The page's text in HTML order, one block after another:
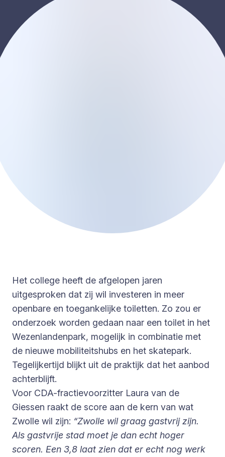
Het college heeft de afgelopen jaren
uitgesproken dat zij wil investeren in meer
openbare en toegankelijke toiletten. Zo zou er
onderzoek worden gedaan naar een toilet in het
Wezenlandenpark, mogelijk in combinatie met
de nieuwe mobiliteitshubs en het skatepark.
Tegelijkertijd blijkt uit de praktijk dat het aanbod
achterblijft.
Voor CDA-fractievoorzitter Laura van de
Giessen raakt de score aan de kern van wat
Zwolle wil zijn: “Zwolle wil graag gastvrij zijn.
Als gastvrije stad moet je dan echt hoger
scoren. Een 3,8 laat zien dat er echt nog werk